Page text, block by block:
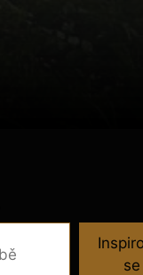
se